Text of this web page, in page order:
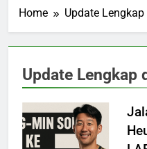
Home Update
Update Lengkap